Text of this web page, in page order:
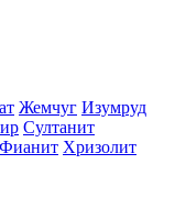
Жемчуг Изумруд
Султанит
Фианит Хризолит